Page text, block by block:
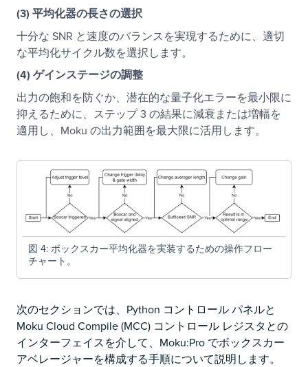
(3) 平均化器の長さの選択
十分な SNR と速度のバランスを実現するために、適切
な平均化サイクル数を選択します。
(4) ゲインステージの調整
出力の飽和を防ぐか、潜在的な量子化エラーを最小限に
抑えるために、ステップ 3 の結果に減衰または増幅を
適用し、Moku の出力範囲を最大限に活用します。
図 4: ボックスカー平均化器を実装するための操作フロー
チャート。
次のセクションでは、Python コントロール パネルと
Moku Cloud Compile (MCC) コントロール レジスタとの
インターフェイスを介して、Moku:Pro でボックスカー
アベレージャーを構成する手順について説明します。